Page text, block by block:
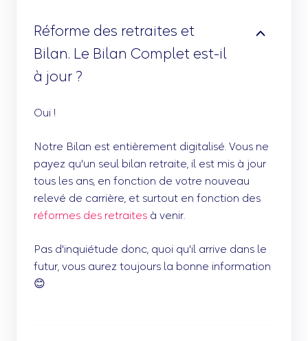
Réforme des retraites et
Bilan. Le Bilan Complet est-il
à jour ?
Oui !
Notre Bilan est entièrement digitalisé. Vous ne
payez qu'un seul bilan retraite, il est mis à jour
tous les ans, en fonction de votre nouveau
relevé de carrière, et surtout en fonction des
réformes des retraites à venir.
Pas d'inquiétude donc, quoi qu'il arrive dans le
futur, vous aurez toujours la bonne information
😊